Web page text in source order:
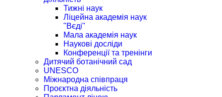
Тижні наук
Ліцейна академія наук
"Вєді"
Мала академія наук
Наукові досліди
Конференції та тренінги
Дитячий ботанічний сад
UNESCO
Міжнародна співпраця
Проєктна діяльність